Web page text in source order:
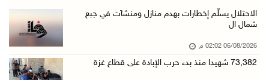
الحسيني يبحث مع ممثلة الهند لدى دولة فلسطين ت ...
إنجاز فلسطين تطلق معرض "Eco-Expo 2026" تتويجا ...
الاحتلال يسلّم إخطارات بهدم منازل ومنشآت في جبع
شمال ال
06/08/2026 02:02 م
73,382 شهيدا منذ بدء حرب الإبادة على قطاع غزة